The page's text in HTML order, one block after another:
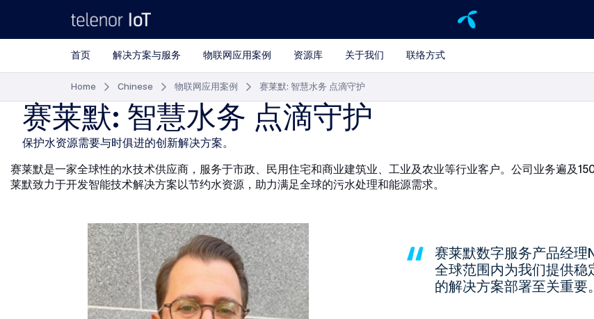
首页 解决方案与服务 物联网应用案例 资源库 关于我们 联络方式
Home Chinese 物联网应用案例 赛莱默: 智慧水务 点滴守护
赛莱默: 智慧水务 点滴守护
保护水资源需要与时俱进的创新解决方案。
赛莱默是一家全球性的水技术供应商，服务于市政、民用住宅和商业建筑业、工业及农业等行业客户。公司业务遍及
莱默致力于开发智能技术解决方案以节约水资源，助力满足全球的污水处理和能源需求。
赛莱默数字服务产品经
全球范围内为我们提供稳
的解决方案部署至关重要